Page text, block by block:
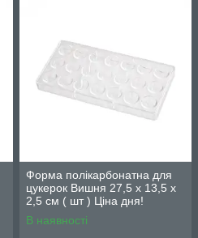
Форма полікарбонатна для
цукерок Вишня 27,5 х 13,5 х
2,5 см ( шт ) Ціна дня!
В наявності